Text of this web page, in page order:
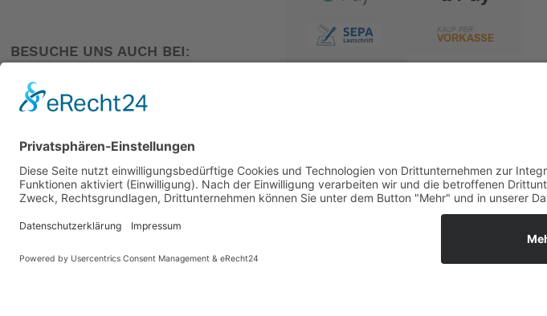
BESUCHE UNS AUCH BEI: